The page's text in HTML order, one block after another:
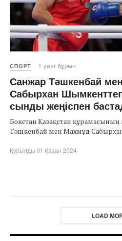
СПОРТ 1 year бұрын
Санжар Тәшкенбай
Сабырхан
сынды жеңіспен
Бокстан Қазақстан
Тәшкенбай мен Махмұд Сабырхан
Құрылды 01 Қазан 2024
LOAD